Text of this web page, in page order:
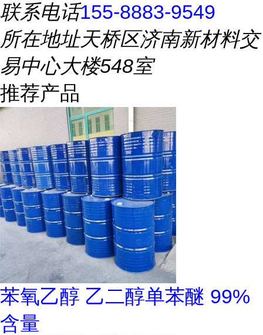
联系电话155-8883-9549
所在地址天桥区济南新材料交
易中心大楼548室
推荐产品
苯氧乙醇 乙二醇单苯醚 99%
含量